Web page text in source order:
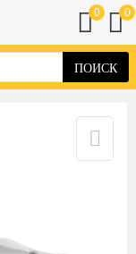
ПОИСК
0 0